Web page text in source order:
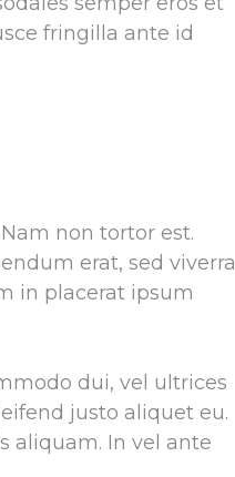
fringilla ante id
non tortor est.
erat, sed viverra
in placerat ipsum
dui, vel ultrices
justo aliquet eu.
aliquam. In vel ante